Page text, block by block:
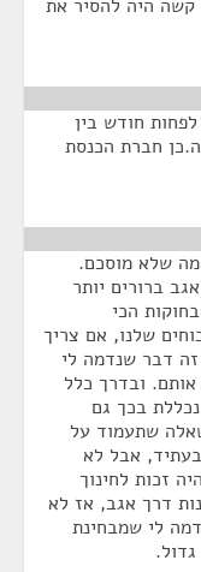
קשה היה להסיר את
חודש בין
חברת הכנסת
שלא מוסכם.
ברורים יותר
הכי
שלנו, אם צריך
דבר שנדמה לי
ובדרך כלל
בכך גם
שאלה שתעמוד על
אבל לא
זכות לחינוך
דרך אגב, אז לא
לי שמבחינת